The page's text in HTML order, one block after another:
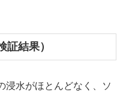
結果）
浸水がほとんどなく、ソ